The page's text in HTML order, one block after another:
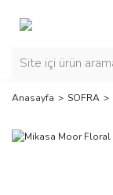
Anasayfa SOFRA